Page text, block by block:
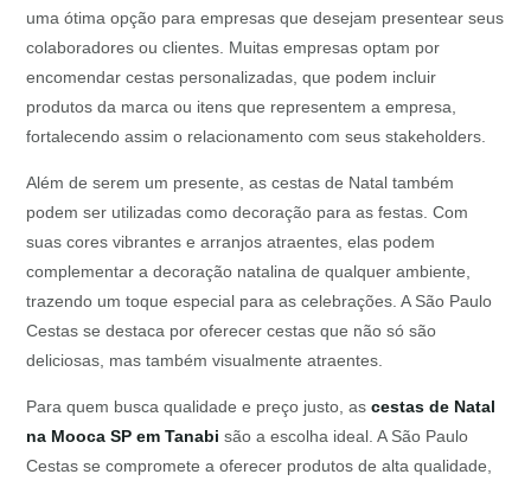
uma ótima opção para empresas que desejam presentear seus
colaboradores ou clientes. Muitas empresas optam por
encomendar cestas personalizadas, que podem incluir
produtos da marca ou itens que representem a empresa,
fortalecendo assim o relacionamento com seus stakeholders.
Além de serem um presente, as cestas de Natal também
podem ser utilizadas como decoração para as festas. Com
suas cores vibrantes e arranjos atraentes, elas podem
complementar a decoração natalina de qualquer ambiente,
trazendo um toque especial para as celebrações. A São Paulo
Cestas se destaca por oferecer cestas que não só são
deliciosas, mas também visualmente atraentes.
Para quem busca qualidade e preço justo, ascestas de Natal
na Mooca SP em Tanabi são a escolha ideal. A São Paulo
Cestas se compromete a oferecer produtos de alta qualidade,